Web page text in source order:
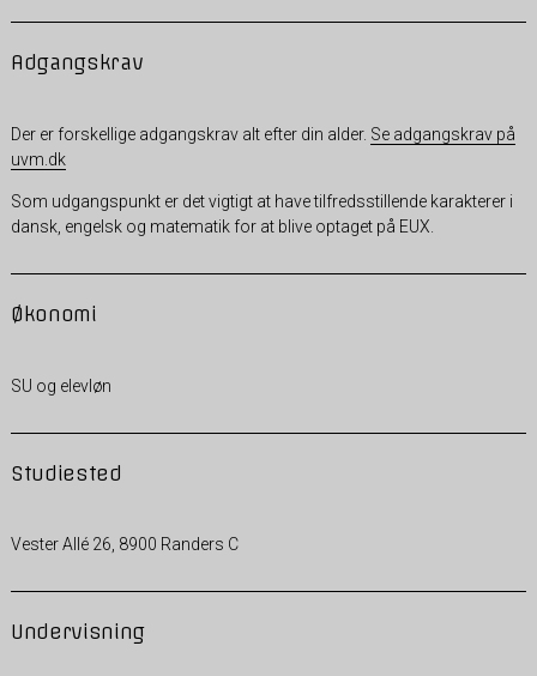
Adgangskrav
Der er forskellige adgangskrav alt efter din alder. Se adgangskrav på
uvm.dk
Som udgangspunkt er det vigtigt at have tilfredsstillende karakterer i
dansk, engelsk og matematik for at blive optaget på EUX.
Økonomi
SU og elevløn
Studiested
Vester Allé 26, 8900 Randers C
Undervisning